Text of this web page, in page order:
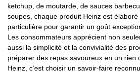
ketchup, de moutarde, de sauces
soupes, chaque produit Heinz est
particulière pour garantir un goût
Les consommateurs apprécient non
aussi la simplicité et la convivialité des
préparer des repas savoureux en un rien
Heinz, c’est choisir un savoir-faire